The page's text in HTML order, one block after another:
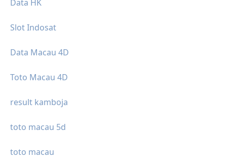
Data HK
Slot Indosat
Data Macau 4D
Toto Macau 4D
result kamboja
toto macau 5d
toto macau